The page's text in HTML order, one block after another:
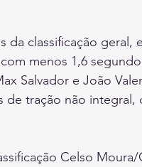
da classificação geral,
menos 1,6
Salvador e João
de tração não integral,
Celso Moura/